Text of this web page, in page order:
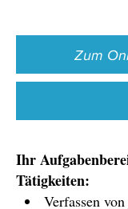
Zum
Ihr
Tätigkeiten:
Verfassen